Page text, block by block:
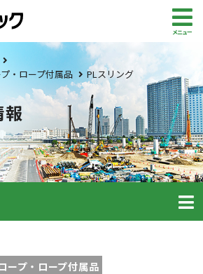
メニュー
・ロープ付属品
PLスリング
報
ープ・ロープ付属品